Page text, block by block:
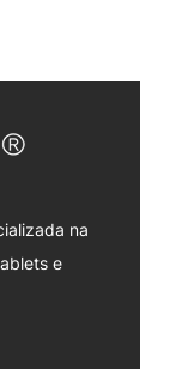
na
e